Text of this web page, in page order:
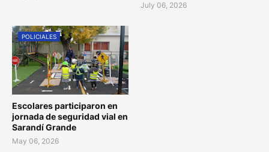
July 06, 2026
POLICIALES
Escolares participaron en
jornada de seguridad vial en
Sarandí Grande
May 06, 2026